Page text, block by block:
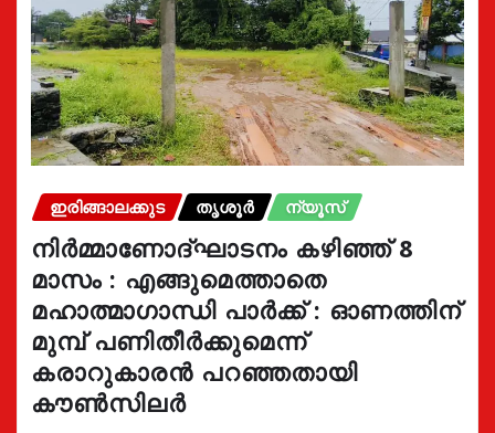
ഇരിങ്ങാലക്കുട തൃശൂർ ന്യൂസ്
നിർമ്മാണോദ്ഘാടനം കഴിഞ്ഞ് 8
മാസം : എങ്ങുമെത്താതെ
മഹാത്മാഗാന്ധി പാർക്ക് : ഓണത്തിന്
മുമ്പ് പണിതീർക്കുമെന്ന്
കരാറുകാരൻ പറഞ്ഞതായി
കൗൺസിലർ